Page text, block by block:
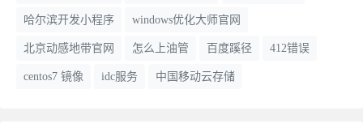
哈尔滨开发小程序 windows优化大师官网
北京动感地带官网 怎么上油管 百度蹊径 412错误
centos7 镜像 idc服务 中国移动云存储